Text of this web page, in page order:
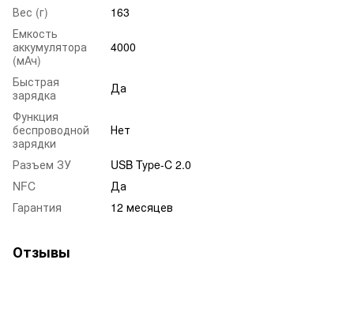
Вес (г)
163
Емкость
аккумулятора
(мАч)
4000
Быстрая
зарядка
Да
Функция
беспроводной
зарядки
Нет
Разъем ЗУ
USB Type-C 2.0
NFC
Да
Гарантия
12 месяцев
Отзывы